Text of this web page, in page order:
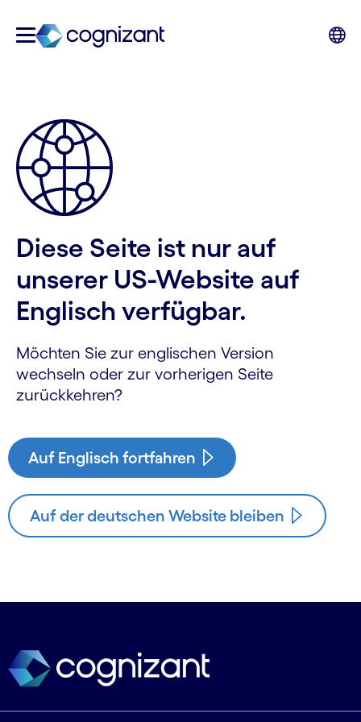
Diese Seite ist nur auf
unserer US-Website auf
Englisch verfügbar.
Möchten Sie zur englischen Version
wechseln oder zur vorherigen Seite
zurückkehren?
Auf Englisch fortfahren
Auf der deutschen Website bleiben